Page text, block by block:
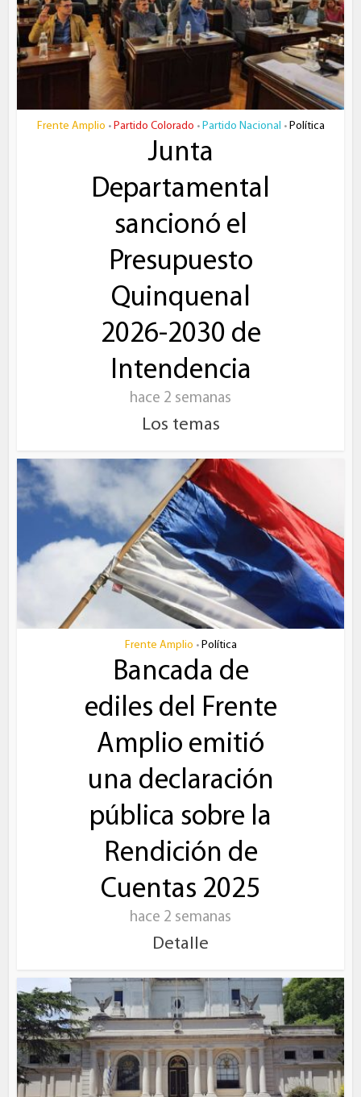
Frente Amplio • Partido Colorado • Partido Nacional • Política
Junta
Departamental
sancionó el
Presupuesto
Quinquenal
2026-2030 de
Intendencia
hace 2 semanas
Los temas
Frente Amplio • Política
Bancada de
ediles del Frente
Amplio emitió
una declaración
pública sobre la
Rendición de
Cuentas 2025
hace 2 semanas
Detalle